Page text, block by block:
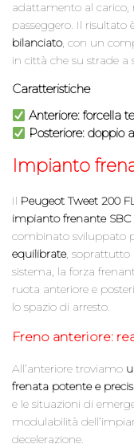
adattamento al carico,
passeggero. Il risultato
bilanciato, con un
in città che su strade a
Caratteristiche
Anteriore: forcella
Posteriore: doppio
Impianto
Il Peugeot Tweet 200
impianto frenante
combinato sviluppato
equilibrate, soprattutto
sistema, la forza
ruota anteriore e
lo spazio di arresto.
Freno anteriore:
All’anteriore troviamo
frenata potente e
e le situazioni di
modulabilità
decelerazione.